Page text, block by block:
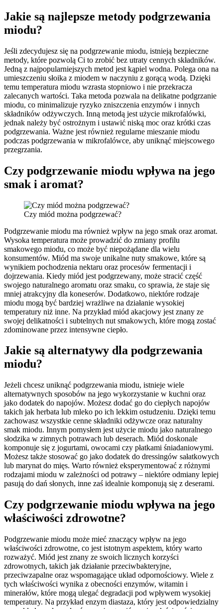
Jakie są najlepsze metody podgrzewania
miodu?
Jeśli zdecydujesz się na podgrzewanie miodu, istnieją bezpieczne
metody, które pozwolą Ci to zrobić bez utraty cennych składników.
Jedną z najpopularniejszych metod jest kąpiel wodna. Polega ona na
umieszczeniu słoika z miodem w naczyniu z gorącą wodą. Dzięki
temu temperatura miodu wzrasta stopniowo i nie przekracza
zalecanych wartości. Taka metoda pozwala na delikatne podgrzanie
miodu, co minimalizuje ryzyko zniszczenia enzymów i innych
składników odżywczych. Inną metodą jest użycie mikrofalówki,
jednak należy być ostrożnym i ustawić niską moc oraz krótki czas
podgrzewania. Ważne jest również regularne mieszanie miodu
podczas podgrzewania w mikrofalówce, aby uniknąć miejscowego
przegrzania.
Czy podgrzewanie miodu wpływa na jego
smak i aromat?
Czy miód można podgrzewać?
Podgrzewanie miodu ma również wpływ na jego smak oraz aromat.
Wysoka temperatura może prowadzić do zmiany profilu
smakowego miodu, co może być niepożądane dla wielu
konsumentów. Miód ma swoje unikalne nuty smakowe, które są
wynikiem pochodzenia nektaru oraz procesów fermentacji i
dojrzewania. Kiedy miód jest podgrzewany, może stracić część
swojego naturalnego aromatu oraz smaku, co sprawia, że staje się
mniej atrakcyjny dla koneserów. Dodatkowo, niektóre rodzaje
miodu mogą być bardziej wrażliwe na działanie wysokiej
temperatury niż inne. Na przykład miód akacjowy jest znany ze
swojej delikatności i subtelnych nut smakowych, które mogą zostać
zdominowane przez intensywne ciepło.
Jakie są alternatywy dla podgrzewania
miodu?
Jeżeli chcesz uniknąć podgrzewania miodu, istnieje wiele
alternatywnych sposobów na jego wykorzystanie w kuchni oraz
jako dodatek do napojów. Możesz dodać go do ciepłych napojów
takich jak herbata lub mleko po ich lekkim ostudzeniu. Dzięki temu
zachowasz wszystkie cenne składniki odżywcze oraz naturalny
smak miodu. Innym pomysłem jest użycie miodu jako naturalnego
słodzika w zimnych potrawach lub deserach. Miód doskonale
komponuje się z jogurtami, owocami czy płatkami śniadaniowymi.
Możesz także stosować go jako dodatek do dressingów sałatkowych
lub marynat do mięs. Warto również eksperymentować z różnymi
rodzajami miodu w zależności od potrawy – niektóre odmiany lepiej
pasują do dań słonych, inne zaś idealnie komponują się z deserami.
Czy podgrzewanie miodu wpływa na jego
właściwości zdrowotne?
Podgrzewanie miodu może mieć znaczący wpływ na jego
właściwości zdrowotne, co jest istotnym aspektem, który warto
rozważyć. Miód jest znany ze swoich licznych korzyści
zdrowotnych, takich jak działanie przeciwbakteryjne,
przeciwzapalne oraz wspomagające układ odpornościowy. Wiele z
tych właściwości wynika z obecności enzymów, witamin i
minerałów, które mogą ulegać degradacji pod wpływem wysokiej
temperatury. Na przykład enzym diastaza, który jest odpowiedzialny